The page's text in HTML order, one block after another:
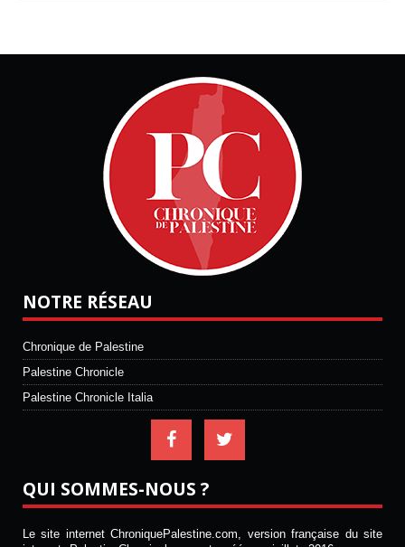
NOTRE RÉSEAU
Chronique de Palestine
Palestine Chronicle
Palestine Chronicle Italia
QUI SOMMES-NOUS ?
Le site internet ChroniquePalestine.com, version française du site